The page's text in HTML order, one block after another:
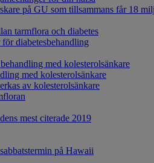
på GU som tillsammans får 18
tarmflora och diabetes
diabetesbehandling
med kolesterolsänkare
med kolesterolsänkare
av kolesterolsänkare
mest citerade 2019
på Hawaii